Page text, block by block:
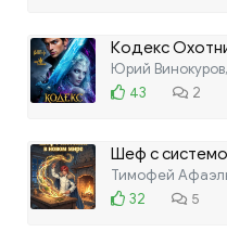
Кодекс
Юрий
43
2
Шеф с
Тимофей
32
5